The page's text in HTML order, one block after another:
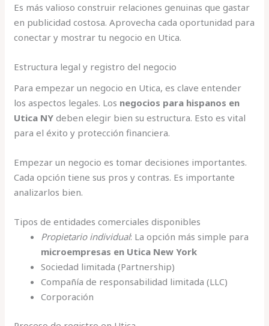
Es más valioso construir relaciones genuinas que gastar
en publicidad costosa. Aprovecha cada oportunidad para
conectar y mostrar tu negocio en Utica.
Estructura legal y registro del negocio
Para empezar un negocio en Utica, es clave entender
los aspectos legales. Los negocios para hispanos en
Utica NY deben elegir bien su estructura. Esto es vital
para el éxito y protección financiera.
Empezar un negocio es tomar decisiones importantes.
Cada opción tiene sus pros y contras. Es importante
analizarlos bien.
Tipos de entidades comerciales disponibles
Propietario individual: La opción más simple para
microempresas en Utica New York
Sociedad limitada (Partnership)
Compañía de responsabilidad limitada (LLC)
Corporación